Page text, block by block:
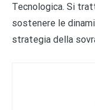
Tecnologica. Si
sostenere le
strategia della